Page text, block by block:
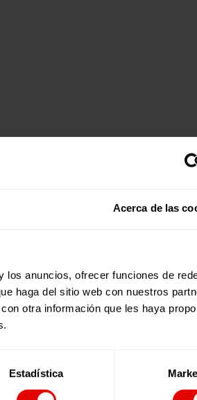
Acerca de las
los anuncios, ofrecer funciones de
haga del sitio web con nuestros
otra información que les haya
Estadística